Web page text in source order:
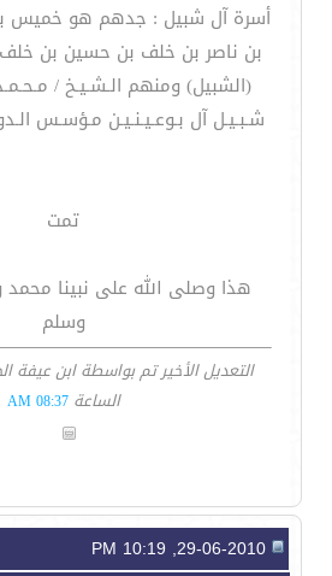
أسرة آل شبيل : جدهم هو خميس
بن ناصر بن خلف بن حسين بن خلف
(الشبيل) ومنهم الـشـيـخ /
شـبـيـل آل بـوعـيـنـيـن مـؤسـس
تمت
هذا وصلى الله على نبينا
وسلم
الساعة08:37 AM